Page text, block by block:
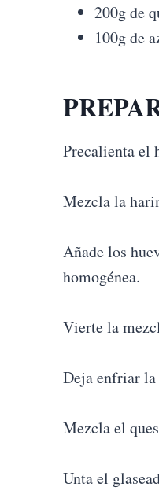
200g de
100g de
Precalienta el
Mezcla la
Añade los
homogénea.
Vierte la
Deja enfriar la
Mezcla el
Unta el